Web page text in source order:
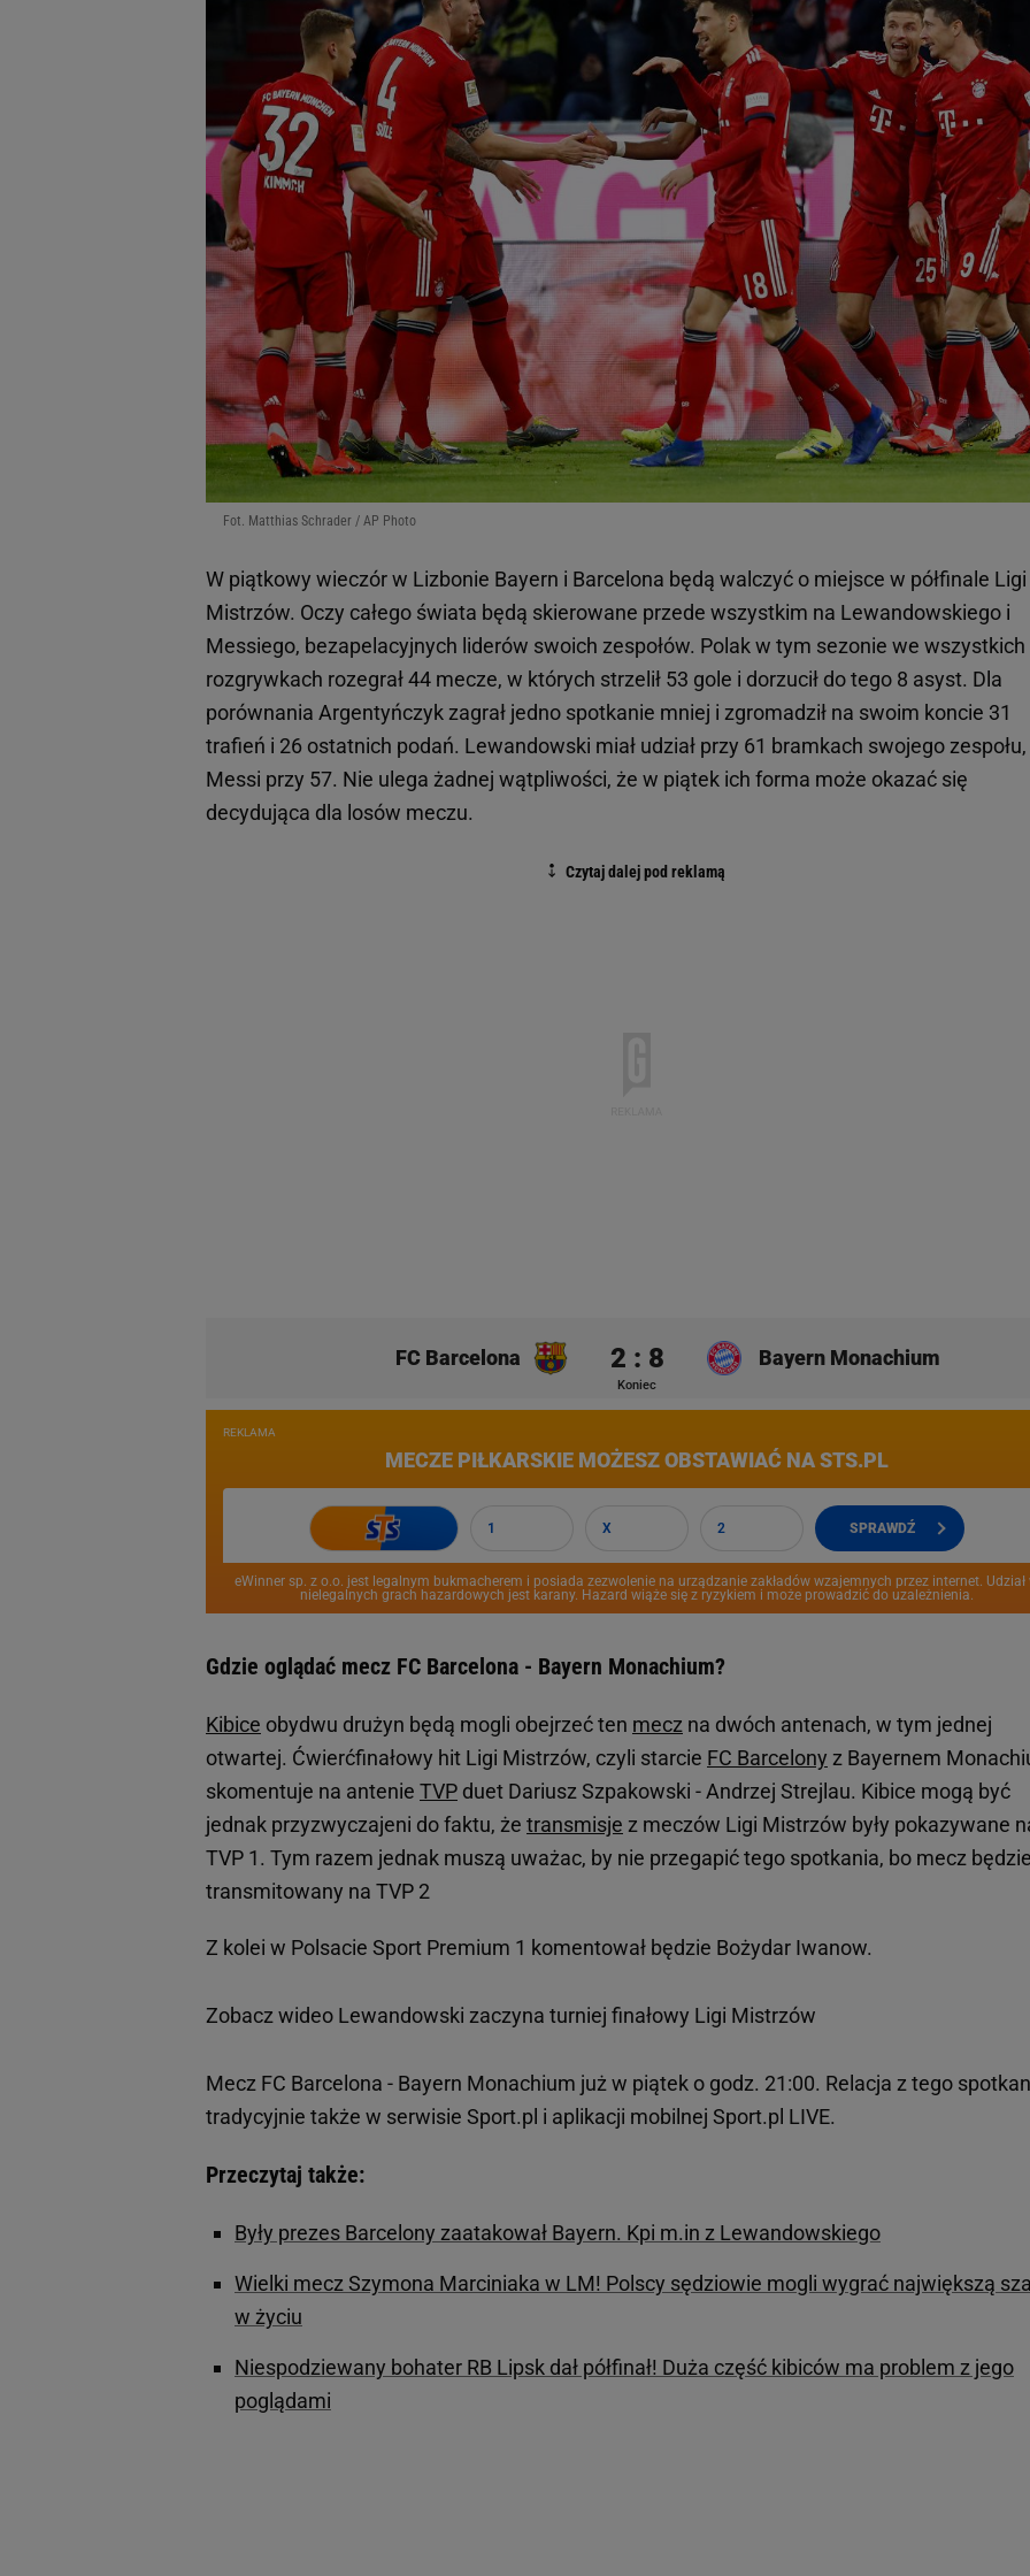
Fot. Matthias Schrader / AP Photo
W piątkowy wieczór w Lizbonie Bayern i Barcelona będą walczyć o miejsce w półfinale Ligi
Mistrzów. Oczy całego świata będą skierowane przede wszystkim na Lewandowskiego i
Messiego, bezapelacyjnych liderów swoich zespołów. Polak w tym sezonie we wszystkich
rozgrywkach rozegrał 44 mecze, w których strzelił 53 gole i dorzucił do tego 8 asyst. Dla
porównania Argentyńczyk zagrał jedno spotkanie mniej i zgromadził na swoim koncie 31
trafień i 26 ostatnich podań. Lewandowski miał udział przy 61 bramkach swojego zespołu,
Messi przy 57. Nie ulega żadnej wątpliwości, że w piątek ich forma może okazać się
decydująca dla losów meczu.
FC Barcelona 2 : 8
Koniec
Bayern Monachium
REKLAMA
MECZE PIŁKARSKIE MOŻESZ OBSTAWIAĆ NA STS.PL
1 X 2 SPRAWDŹ
eWinner sp. z o.o. jest legalnym bukmacherem i posiada zezwolenie na urządzanie zakładów wzajemnych przez internet. Udział
nielegalnych grach hazardowych jest karany. Hazard wiąże się z ryzykiem i może prowadzić do uzależnienia.
Gdzie oglądać mecz FC Barcelona - Bayern Monachium?
Kibice obydwu drużyn będą mogli obejrzeć ten mecz na dwóch antenach, w tym jednej
otwartej. Ćwierćfinałowy hit Ligi Mistrzów, czyli starcie FC Barcelony z Bayernem
skomentuje na antenie TVP duet Dariusz Szpakowski - Andrzej Strejlau. Kibice mogą być
jednak przyzwyczajeni do faktu, że transmisje z meczów Ligi Mistrzów były pokazywane
TVP 1. Tym razem jednak muszą uważac, by nie przegapić tego spotkania, bo mecz będzie
transmitowany na TVP 2
Z kolei w Polsacie Sport Premium 1 komentował będzie Bożydar Iwanow.
Zobacz wideo Lewandowski zaczyna turniej finałowy Ligi Mistrzów
Mecz FC Barcelona - Bayern Monachium już w piątek o godz. 21:00. Relacja z tego
tradycyjnie także w serwisie Sport.pl i aplikacji mobilnej Sport.pl LIVE.
Przeczytaj także:
Były prezes Barcelony zaatakował Bayern. Kpi m.in z Lewandowskiego
Wielki mecz Szymona Marciniaka w LM! Polscy sędziowie mogli wygrać największą
w życiu
Niespodziewany bohater RB Lipsk dał półfinał! Duża część kibiców ma problem z jego
poglądami